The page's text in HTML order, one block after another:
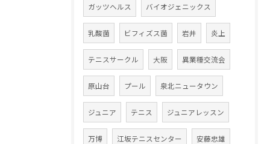
ガッツヘルス バイオジェニックス
乳酸菌 ビフィズス菌 岩井 炎上
テニスサークル 大阪 異業種交流会
原山台 プール 泉北ニュータウン
ジュニア テニス ジュニアレッスン
万博 江坂テニスセンター 安藤忠雄